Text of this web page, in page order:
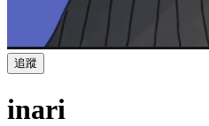
追蹤
inari